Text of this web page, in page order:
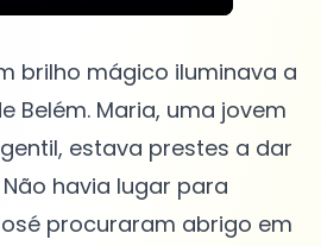
brilho mágico iluminava a
Belém. Maria, uma jovem
estava prestes a dar
havia lugar para
procuraram abrigo em